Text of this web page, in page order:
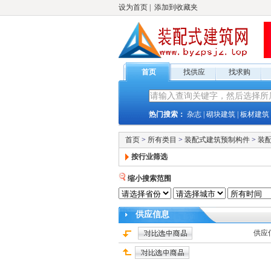
设为首页 添加到收藏夹
首页 找供应 找求购
热门搜索： 杂志 砌块建筑 板材建筑
首页 > 所有类目 > 装配式建筑预制构件 > 装
按行业筛选
缩小搜索范围
供应信息
供应